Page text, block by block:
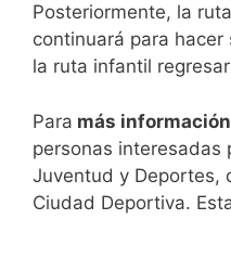
Posteriormente, la
continuará para
la ruta infantil
Para más
personas interesadas
Juventud y Deportes,
Ciudad Deportiva.